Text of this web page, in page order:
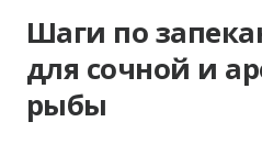
Шаги по
для сочной и
рыбы